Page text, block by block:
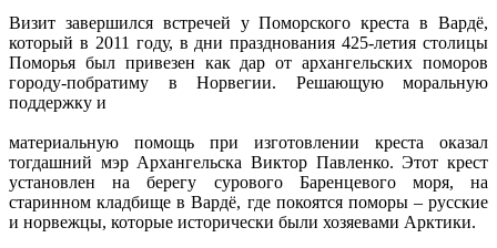
Визит завершился встречей у Поморского креста в Вардё,
который в 2011 году, в дни празднования 425-летия столицы
Поморья был привезен как дар от архангельских поморов
городу-побратиму в Норвегии. Решающую моральную
поддержку и
материальную помощь при изготовлении креста оказал
тогдашний мэр Архангельска Виктор Павленко. Этот крест
установлен на берегу сурового Баренцевого моря, на
старинном кладбище в Вардё, где покоятся поморы – русские
и норвежцы, которые исторически были хозяевами Арктики.